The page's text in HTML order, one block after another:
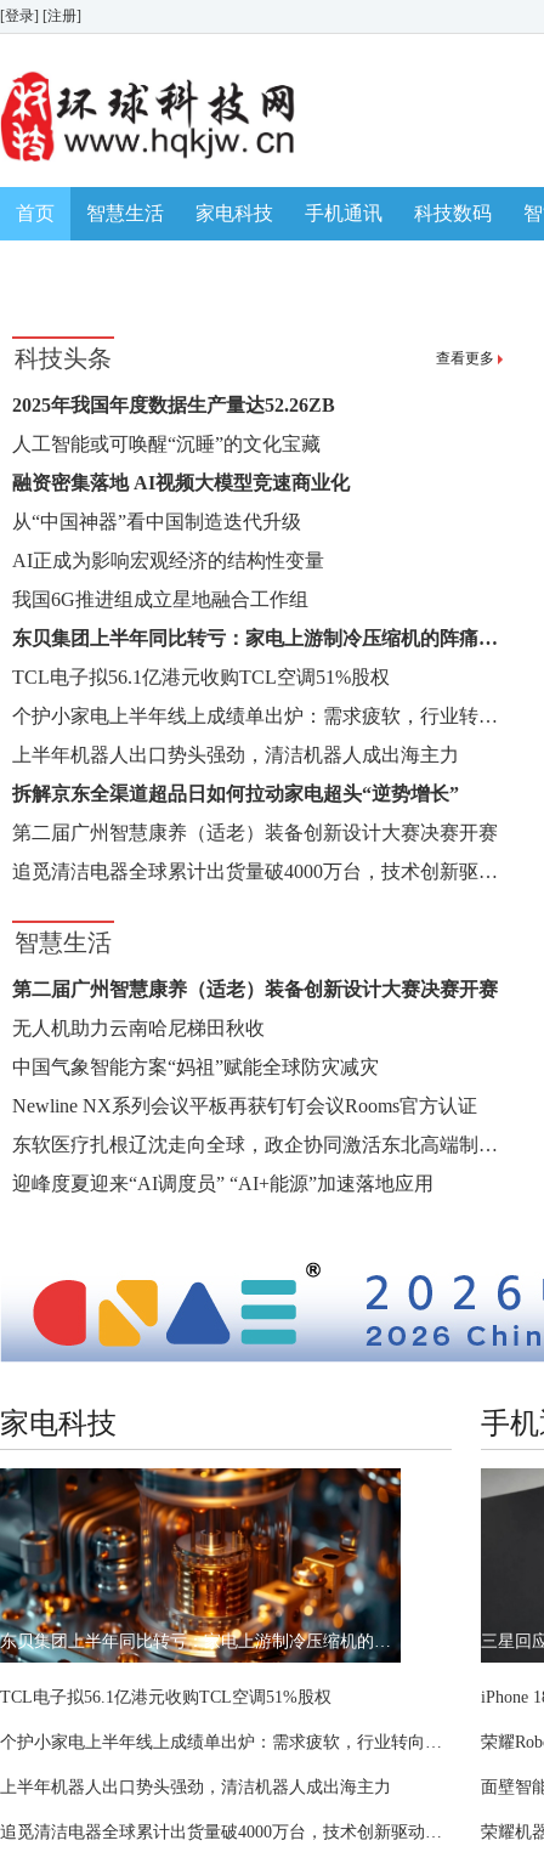
[登录] [注册]
首页 智慧生活 家电科技 手机通讯 科技数码
查看更多
科技头条
2025年我国年度数据生产量达52.26ZB
人工智能或可唤醒“沉睡”的文化宝藏
融资密集落地 AI视频大模型竞速商业化
从“中国神器”看中国制造迭代升级
AI正成为影响宏观经济的结构性变量
我国6G推进组成立星地融合工作组
东贝集团上半年同比转亏：家电上游制冷压缩机的阵痛与突围
TCL电子拟56.1亿港元收购TCL空调51%股权
个护小家电上半年线上成绩单出炉：需求疲软，行业转向深耕价值
上半年机器人出口势头强劲，清洁机器人成出海主力
拆解京东全渠道超品日如何拉动家电超头“逆势增长”
第二届广州智慧康养（适老）装备创新设计大赛决赛开赛
追觅清洁电器全球累计出货量破4000万台，技术创新驱动多品类增长
智慧生活
第二届广州智慧康养（适老）装备创新设计大赛决赛开赛
无人机助力云南哈尼梯田秋收
中国气象智能方案“妈祖”赋能全球防灾减灾
Newline NX系列会议平板再获钉钉会议Rooms官方认证
东软医疗扎根辽沈走向全球，政企协同激活东北高端制造国际化新动能
迎峰度夏迎来“AI调度员” “AI+能源”加速落地应用
家电科技
东贝集团上半年同比转亏：家电上游制冷压缩机的阵痛与突围
TCL电子拟56.1亿港元收购TCL空调51%股权
个护小家电上半年线上成绩单出炉：需求疲软，行业转向深耕价值
上半年机器人出口势头强劲，清洁机器人成出海主力
追觅清洁电器全球累计出货量破4000万台，技术创新驱动多品类增长
手
iPhone
荣耀